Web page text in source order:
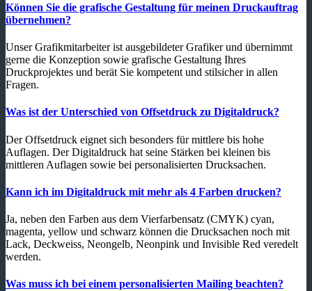
Können Sie die grafische Gestaltung für meinen Druckauftrag
übernehmen?
Unser Grafikmitarbeiter ist ausgebildeter Grafiker und übernimmt
gerne die Konzeption sowie grafische Gestaltung Ihres
Druckprojektes und berät Sie kompetent und stilsicher in allen
Fragen.
Was ist der Unterschied von Offsetdruck zu Digitaldruck?
Der Offsetdruck eignet sich besonders für mittlere bis hohe
Auflagen. Der Digitaldruck hat seine Stärken bei kleinen bis
mittleren Auflagen sowie bei personalisierten Drucksachen.
Kann ich im Digitaldruck mit mehr als 4 Farben drucken?
Ja, neben den Farben aus dem Vierfarbensatz (CMYK) cyan,
magenta, yellow und schwarz können die Drucksachen noch mit
Lack, Deckweiss, Neongelb, Neonpink und Invisible Red veredelt
werden.
Was muss ich bei einem personalisierten Mailing beachten?